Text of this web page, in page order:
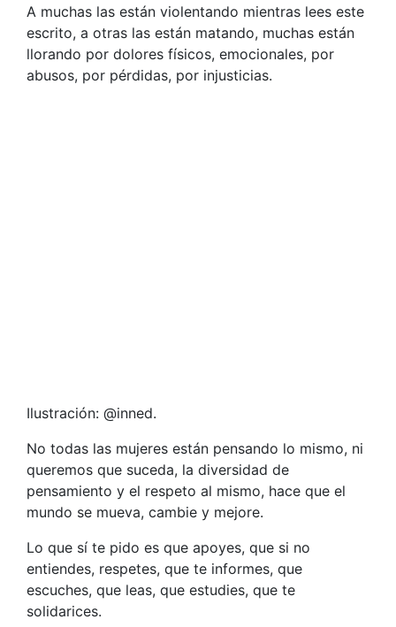
A muchas las están violentando mientras lees este
escrito, a otras las están matando, muchas están
llorando por dolores físicos, emocionales, por
abusos, por pérdidas, por injusticias.
Ilustración: @inned.
No todas las mujeres están pensando lo mismo, ni
queremos que suceda, la diversidad de
pensamiento y el respeto al mismo, hace que el
mundo se mueva, cambie y mejore.
Lo que sí te pido es que apoyes, que si no
entiendes, respetes, que te informes, que
escuches, que leas, que estudies, que te
solidarices.